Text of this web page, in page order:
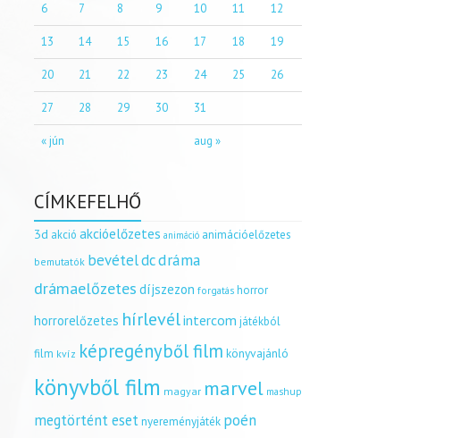
« jún aug »
6 7 8 9 10 11 12
13 14 15 16 17 18 19
20 21 22 23 24 25 26
27 28 29 30 31
CÍMKEFELHŐ
3d akció akcióelőzetes animáció animációelőzetes
bemutatók bevételdcdráma
drámaelőzetes díjszezon forgatás horror
horrorelőzetes hírlevélintercom játékból
film kvíz képregényből film könyvajánló
könyvből film magyar marvel mashup
megtörtént esetnyereményjáték poén